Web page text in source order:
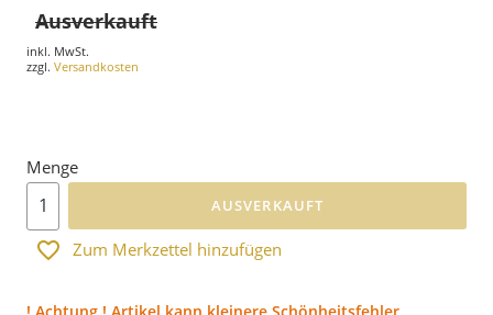
Ausverkauft
inkl. MwSt.
zzgl. Versandkosten
Menge
AUSVERKAUFT
Zum Merkzettel hinzufügen
! Achtung ! Artikel kann kleinere Schönheitsfehler